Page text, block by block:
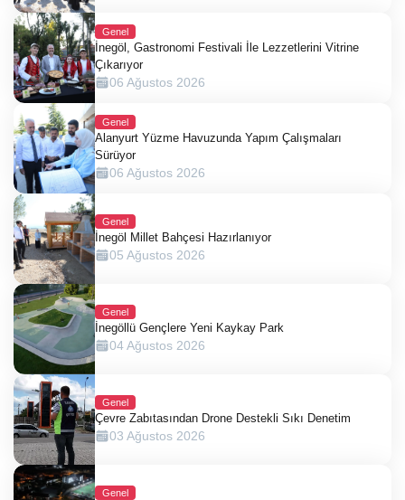
Genel
İnegöl, Gastronomi Festivali İle Lezzetlerini Vitrine
Çıkarıyor
06 Ağustos 2026
Genel
Alanyurt Yüzme Havuzunda Yapım Çalışmaları
Sürüyor
06 Ağustos 2026
Genel
İnegöl Millet Bahçesi Hazırlanıyor
05 Ağustos 2026
Genel
İnegöllü Gençlere Yeni Kaykay Park
04 Ağustos 2026
Genel
Çevre Zabıtasından Drone Destekli Sıkı Denetim
03 Ağustos 2026
Genel